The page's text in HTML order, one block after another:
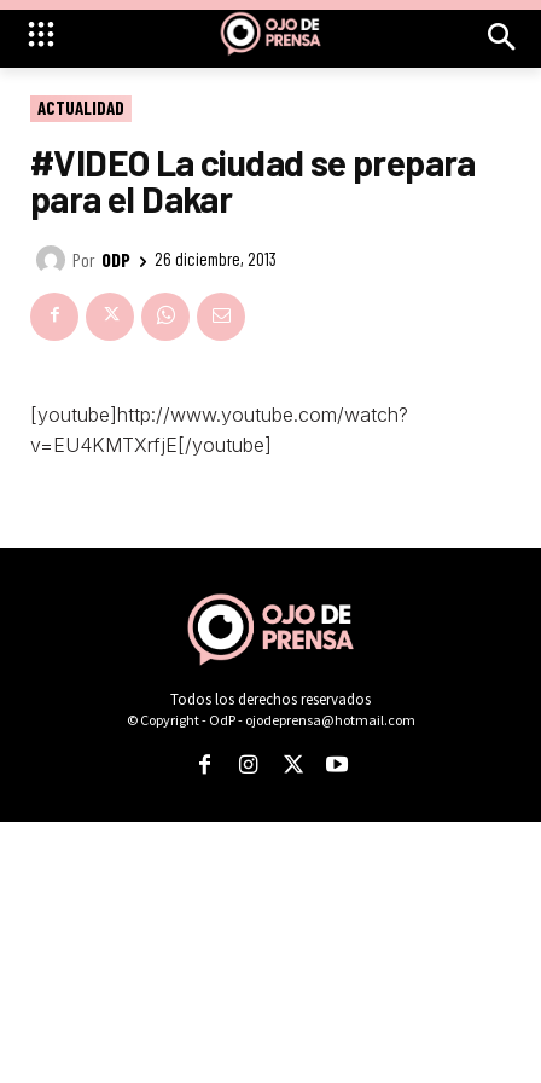
ACTUALIDAD
#VIDEO La ciudad se prepara
para el Dakar
Por ODP 26 diciembre, 2013
[youtube]http://www.youtube.com/watch?
v=EU4KMTXrfjE[/youtube]
Todos los derechos reservados
© Copyright - OdP - ojodeprensa@hotmail.com